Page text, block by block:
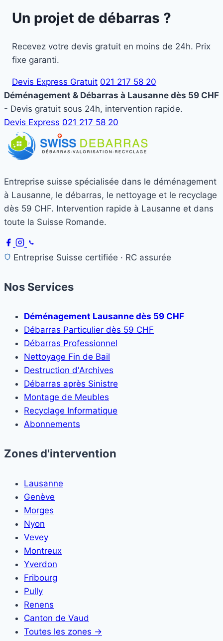
Un projet de débarras ?
Recevez votre devis gratuit en moins de 24h. Prix
fixe garanti.
Devis Express Gratuit 021 217 58 20
Déménagement & Débarras à Lausanne dès 59 CHF
- Devis gratuit sous 24h, intervention rapide.
Devis Express 021 217 58 20
Entreprise suisse spécialisée dans le déménagement
à Lausanne, le débarras, le nettoyage et le recyclage
dès 59 CHF. Intervention rapide à Lausanne et dans
toute la Suisse Romande.
Entreprise Suisse certifiée · RC assurée
Nos Services
Déménagement Lausanne dès 59 CHF
Débarras Particulier dès 59 CHF
Débarras Professionnel
Nettoyage Fin de Bail
Destruction d'Archives
Débarras après Sinistre
Montage de Meubles
Recyclage Informatique
Abonnements
Zones d'intervention
Lausanne
Genève
Morges
Nyon
Vevey
Montreux
Yverdon
Fribourg
Pully
Renens
Canton de Vaud
Toutes les zones →